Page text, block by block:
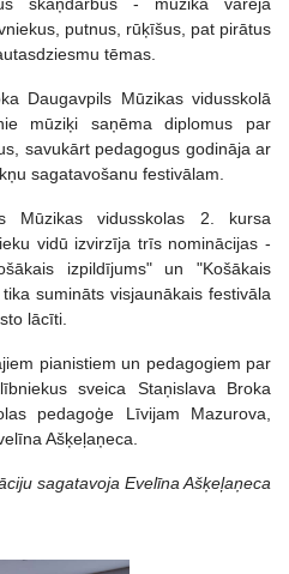
putnus, rūķīšus, pat pirātus
tēmas.
Daugavpils Mūzikas vidusskolā
mūziķi saņēma diplomus par
savukārt pedagogus godināja ar
sagatavošanu festivālam.
Mūzikas vidusskolas 2. kursa
vidū izvirzīja trīs nominācijas -
izpildījums" un "Košākais
sumināts visjaunākais festivāla
lācīti.
pianistiem un pedagogiem par
sveica Staņislava Broka
pedagoģe Līvijam Mazurova,
Ašķeļaņeca.
sagatavoja Evelīna Ašķeļaņeca